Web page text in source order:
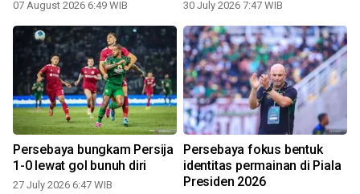
07 August 2026 6:49 WIB 30 July 2026 7:47 WIB
Persebaya bungkam Persija
1-0 lewat gol bunuh diri
27 July 2026 6:47 WIB
Persebaya fokus bentuk
identitas permainan di Piala
Presiden 2026